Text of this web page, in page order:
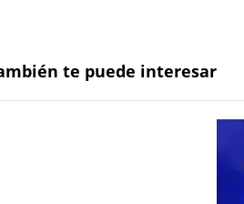
te puede interesar